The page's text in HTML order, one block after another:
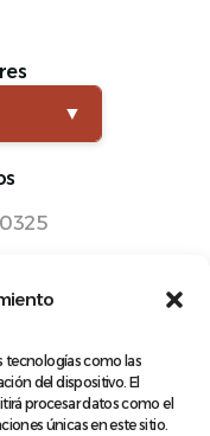
tecnologías como las
del dispositivo. El
procesar datos como el
únicas en este sitio.
▼
Cuauhtémoc,